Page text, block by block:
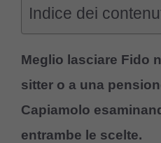
Indice dei
Meglio lasciare Fido
sitter o a una
Capiamolo
entrambe le scelte.